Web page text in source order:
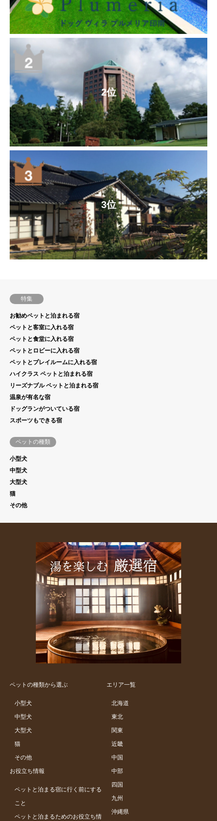
2位
3位
特集
お勧めペットと泊まれる宿
ペットと客室に入れる宿
ペットと食堂に入れる宿
ペットとロビーに入れる宿
ペットとプレイルームに入れる宿
ハイクラス ペットと泊まれる宿
リーズナブル ペットと泊まれる宿
温泉が有名な宿
ドッグランがついている宿
スポーツもできる宿
ペットの種類
小型犬
中型犬
大型犬
猫
その他
ペットの種類から選ぶ
小型犬
中型犬
大型犬
猫
その他
お役立ち情報
ペットと泊まる宿に行く前にする
こと
ペットと泊まるためのお役立ち情
エリア一覧
北海道
東北
関東
近畿
中国
中部
四国
九州
沖縄県